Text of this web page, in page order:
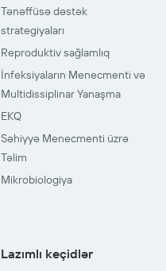
Tənəffüsə dəstək
strategiyaları
Reproduktiv sağlamlıq
İnfeksiyaların Menecmenti və
Multidissiplinar Yanaşma
EKQ
Səhiyyə Menecmenti üzrə
Təlim
Mikrobiologiya
Lazımlı keçidlər